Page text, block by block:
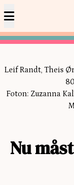
Leif Randt, Theis
Foton: Zuzanna
Nu